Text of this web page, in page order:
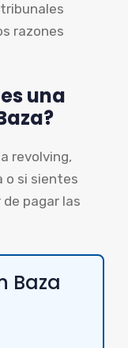
razones
una
revolving,
o si sientes
pagar las
Baza